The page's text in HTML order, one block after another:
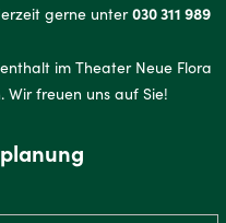
gerne unter030 311 989
im Theater Neue Flora
Wir freuen uns auf Sie!